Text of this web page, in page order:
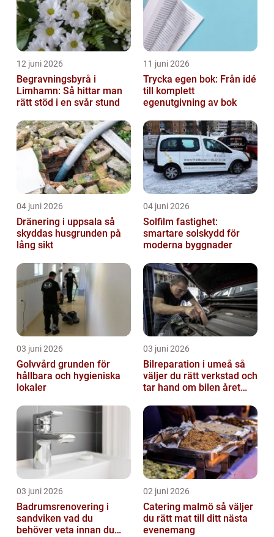
12 juni 2026
Begravningsbyrå i
Limhamn: Så hittar man
rätt stöd i en svår stund
11 juni 2026
Trycka egen bok: Från idé
till komplett
egenutgivning av bok
04 juni 2026
Dränering i uppsala så
skyddas husgrunden på
lång sikt
04 juni 2026
Solfilm fastighet:
smartare solskydd för
moderna byggnader
03 juni 2026
Golvvård grunden för
hållbara och hygieniska
lokaler
03 juni 2026
Bilreparation i umeå så
väljer du rätt verkstad och
tar hand om bilen året
03 juni 2026
Badrumsrenovering i
sandviken vad du
behöver veta innan du
02 juni 2026
Catering malmö så väljer
du rätt mat till ditt nästa
evenemang